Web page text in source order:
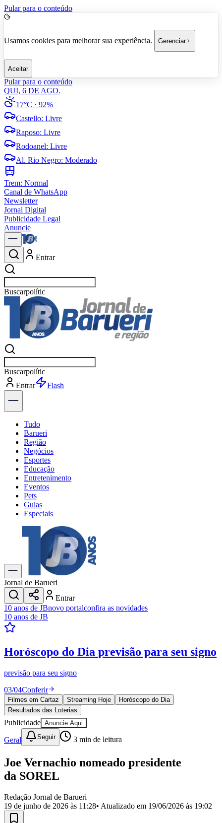
Pular para o conteúdo
Usamos cookies para melhorar sua experiência. Gerenciar
Aceitar
Pular para o conteúdo
QUI, 6 DE AGO.
17°C · 92%
Castello: Livre
Raposo: Livre
Rodoanel: Livre
Al. Rio Negro: Moderado
Trem: Normal
Canal de WhatsApp
Newsletter
Jornal Digital
Publicidade Legal
Anuncie
Entrar
Buscarnotícias e
Buscarnotícias e
Entrar
Explorar
Tudo
Barueri
Região
Negócios
Esportes
Educação
Entretenimento
Eventos
Pets
Guias
Especiais
Explore Tudo
Últimas Notícias
Previsão do Tempo
Trânsito e Rotas
Dia a Dia & Lazer
Transportes
Gastronomia
Cinema & Shows
JogosNovo
Para Sua Empresa
Anuncie no Portal
Cadastrar Empresa
Divulgar Vagas
Publicidade Legal
Política
Eleições
Esportes
Saúde
Segurança
Cultura
Meio Ambiente
Obras
Educação
Selecione sua regiãoPara notícias da sua região
Jornal de Barueri
Entrar
10 anos de JBnovo portalconfira as novidades
10 anos de JB
Horóscopo do Dia previsão para seu signo
previsão para seu signo
03/04Conferir
Filmes em Cartaz Streaming Hoje
Horóscopo do Dia
Resultados das Loterias
Publicidade Anuncie Aqui
Geral Seguir 3 min de leitura
Joe Vernachio nomeado presidente
da SOREL
Redação Jornal de Barueri
19 de junho de 2026 às 11:28• Atualizado em 19/06/2026 às 19:02